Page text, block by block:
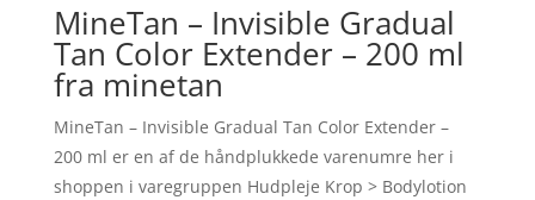
MineTan – Invisible Gradual
Tan Color Extender – 200 ml
fra minetan
MineTan – Invisible Gradual Tan Color Extender –
200 ml er en af de håndplukkede varenumre her i
shoppen i varegruppen Hudpleje Krop > Bodylotion